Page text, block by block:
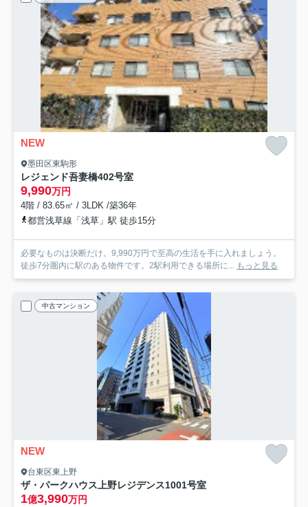
NEW
墨田区東駒形
レジェンド吾妻橋402号室
9,990万円
4階 / 83.65㎡ / 3LDK /築36年
都営浅草線「浅草」駅 徒歩15分
必要なものは決断だけ。9,990万円で至高の生活を手に入れましょう。
徒歩7分圏内に駅のある物件です。2駅利用できる場所に...
もっと見る
中古マンション
NEW
台東区東上野
ザ・パークハウス上野レジデンス1001号室
1億3,990万円